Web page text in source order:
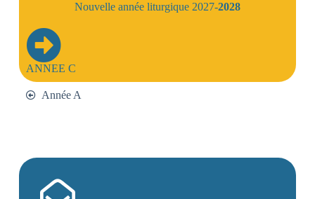
Nouvelle année liturgique 2027-2028
ANNEE C
Année A